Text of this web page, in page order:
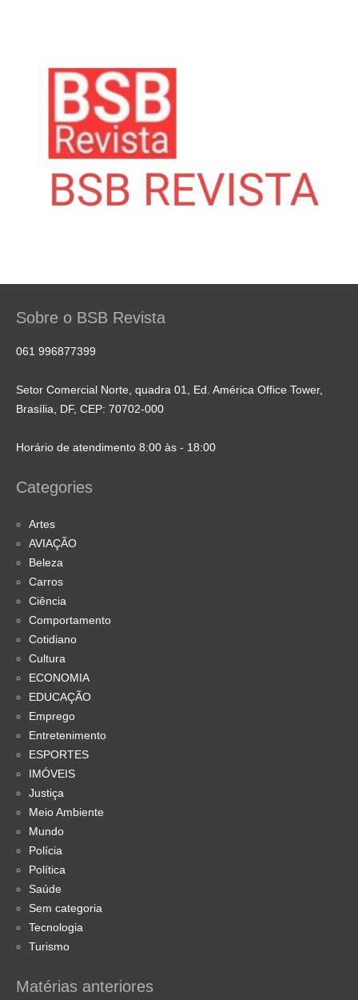
Sobre o BSB Revista
061 996877399
Setor Comercial Norte, quadra 01, Ed. América Office Tower,
Brasília, DF, CEP: 70702-000
Horário de atendimento 8:00 às - 18:00
Categories
Artes
AVIAÇÃO
Beleza
Carros
Ciência
Comportamento
Cotidiano
Cultura
ECONOMIA
EDUCAÇÃO
Emprego
Entretenimento
ESPORTES
IMÓVEIS
Justiça
Meio Ambiente
Mundo
Polícia
Política
Saúde
Sem categoria
Tecnologia
Turismo
Matérias anteriores